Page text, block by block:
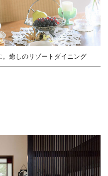
癒しのリゾートダイニング